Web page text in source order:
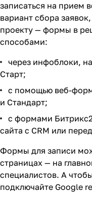
записаться на прием
вариант сбора
проекту — формы в
способами:
через инфоблоки,
Старт;
с помощью веб-
и Стандарт;
с формами
сайта с CRM или
Формы для записи
страницах — на
специалистов. А
подключайте Google